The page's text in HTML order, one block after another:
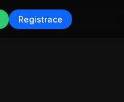
Registrace